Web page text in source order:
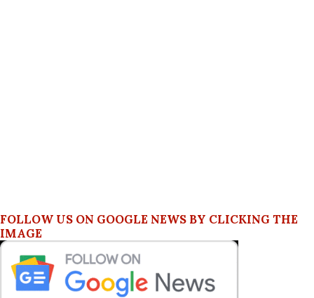
FOLLOW US ON GOOGLE NEWS BY CLICKING THE
IMAGE